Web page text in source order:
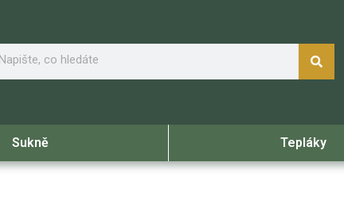
Sukně Tepláky